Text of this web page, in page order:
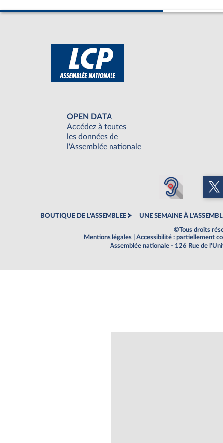
OPEN DATA
Accédez à toutes
les données de
l'Assemblée nationale
BOUTIQUE DE L'ASSEMBLEE UNE SEMAINE À
©Tous droits
Mentions légales
Accessibilité : partiellement
Assemblée nationale - 126 Rue de